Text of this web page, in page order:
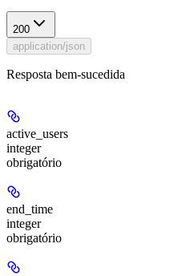
200
application/json
Resposta bem-sucedida
active_users
integer
obrigatório
end_time
integer
obrigatório